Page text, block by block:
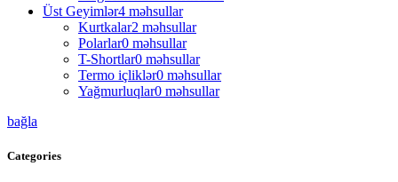
Üst Geyimlər4 məhsullar
Kurtkalar2 məhsullar
Polarlar0 məhsullar
T-Shortlar0 məhsullar
Termo içliklər0 məhsullar
Yağmurluqlar0 məhsullar
bağla
Categories